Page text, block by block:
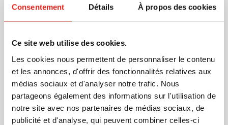
Consentement Détails À propos des cookies
Ce site web utilise des cookies.
Les cookies nous permettent de personnaliser le contenu
et les annonces, d'offrir des fonctionnalités relatives aux
médias sociaux et d'analyser notre trafic. Nous
partageons également des informations sur l'utilisation de
notre site avec nos partenaires de médias sociaux, de
publicité et d'analyse, qui peuvent combiner celles-ci
marquage publicitaire.
En savoir plus
12028
Poids
37 gramme(s)
Marque
IMPRESSION
Matière
Carton 350 g/m2, Cire,
Papier